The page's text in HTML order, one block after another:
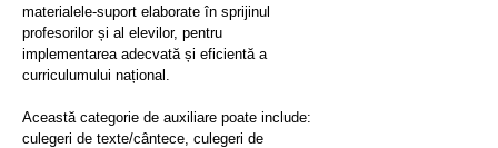
materialele-suport elaborate în sprijinul
profesorilor și al elevilor, pentru
implementarea adecvată și eficientă a
curriculumului național.
Această categorie de auxiliare poate include:
culegeri de texte/cântece, culegeri de